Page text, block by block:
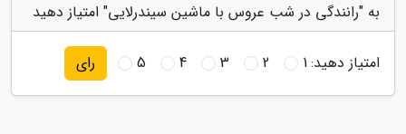
به "رانندگی در شب عروس با ماشین سیندرلایی" امتیاز دهید
امتیاز دهید:1
2
3
4
5 رای